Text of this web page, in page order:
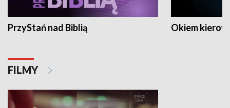
PrzyStań nad Biblią Okiem
FILMY